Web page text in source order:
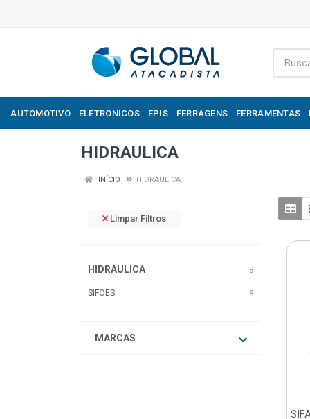
AUTOMOTIVO ELETRONICOS EPIS FERRAGENS FERRAMENTAS
HIDRAULICA
INÍCIO HIDRAULICA
Limpar Filtros
HIDRAULICA 8
SIFOES 8
MARCAS